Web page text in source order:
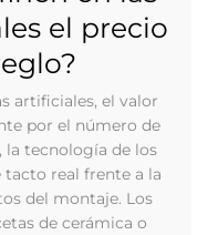
el precio
artificiales, el valor
por el número de
la tecnología de los
real frente a la
del montaje. Los
de cerámica o